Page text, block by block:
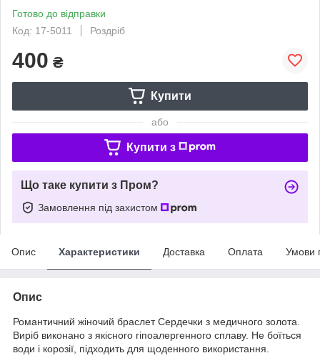
Готово до відправки
Код: 17-5011
Роздріб
400 ₴
Купити
або
Купити з
Що таке купити з Пром?
Замовлення під захистом
Опис Характеристики Доставка Оплата Умови
Опис
Романтичний жіночий браслет Сердечки з медичного золота.
Виріб виконано з якісного гіпоалергенного сплаву. Не боїться
води і корозії, підходить для щоденного використання.